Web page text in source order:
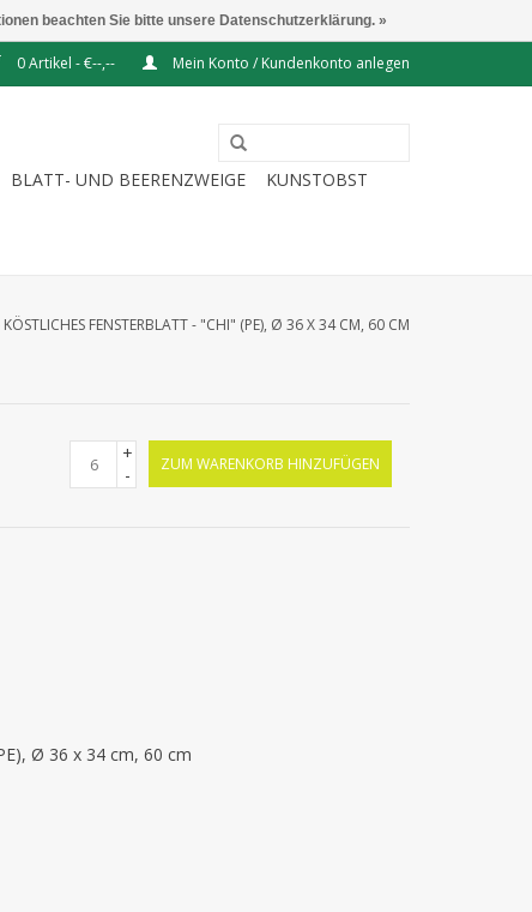
0 Artikel - €--,-- Mein Konto / Kundenkonto anlegen
BLATT- UND BEERENZWEIGE
KUNSTOBST
FENSTERBLATT - "CHI" (PE), Ø 36 X 34 CM, 60 CM
+
-
ZUM WARENKORB HINZUFÜGEN
Ø 36 x 34 cm, 60 cm
beachten Sie bitte unsere Datenschutzerklärung. »